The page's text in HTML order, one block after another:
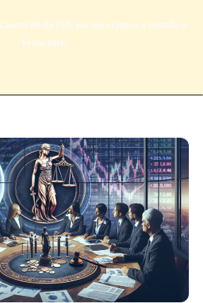
L’autorité de l’UE sur les cryptos s’installe à
Francfort!